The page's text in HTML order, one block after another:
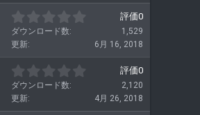
評価0
ダウンロード数
1,529
更新
6月 16, 2018
評価0
ダウンロード数
2,120
更新
4月 26, 2018